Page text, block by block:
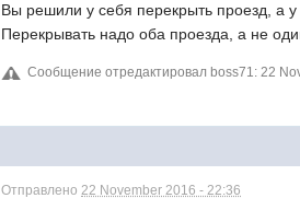
Вы решили у себя перекрыть проезд, а у
Перекрывать надо оба проезда, а не
Сообщение отредактировал boss71: 22
Отправлено22 November 2016 - 22:36